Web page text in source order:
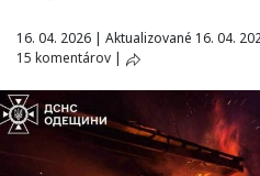
16. 04. 2026 | Aktualizované 16. 04.
15 komentárov |